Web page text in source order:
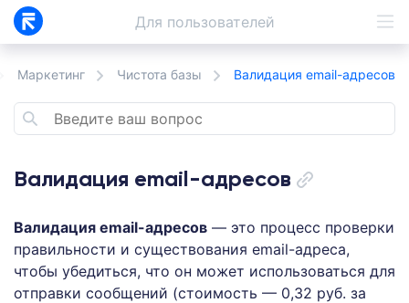
Для пользователей
Маркетинг Чистота базы Валидация email-адресов
Валидация email-адресов
Валидация email-адресов — это процесс проверки
правильности и существования email-адреса,
чтобы убедиться, что он может использоваться для
отправки сообщений (стоимость — 0,32 руб. за